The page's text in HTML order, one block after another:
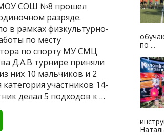
МОУ СОШ №8 прошел
разряде.
в рамках физкультурно-
по месту
по спорту МУ СМЦ
Д.А.В турнире приняли
них 10 мальчиков и 2
участников 14-
делал 5 подходов к …
по...